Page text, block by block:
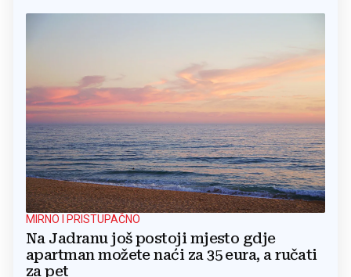
MIRNO I PRISTUPAČNO
Na Jadranu još postoji mjesto gdje
apartman možete naći za 35 eura, a ručati
za pet